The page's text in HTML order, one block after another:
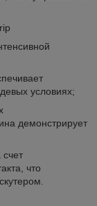
условиях;
демонстрирует
что